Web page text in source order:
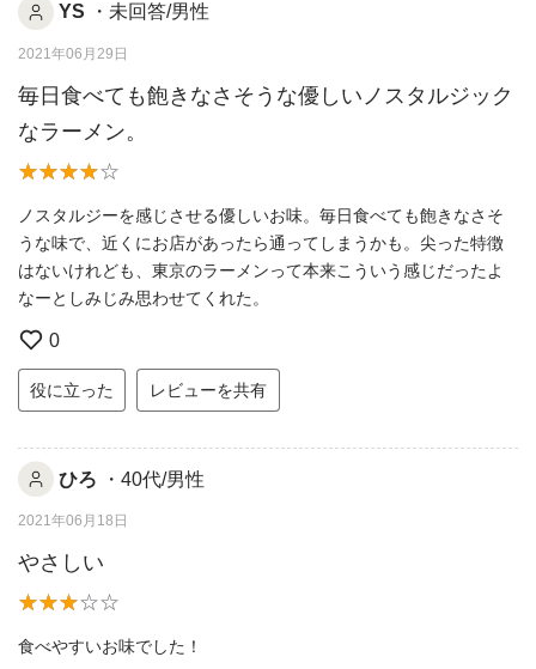
YS ・未回答/男性
2021年06月29日
毎日食べても飽きなさそうな優しいノスタルジック
なラーメン。
ノスタルジーを感じさせる優しいお味。毎日食べても飽きなさそ
うな味で、近くにお店があったら通ってしまうかも。尖った特徴
はないけれども、東京のラーメンって本来こういう感じだったよ
なーとしみじみ思わせてくれた。
0
役に立った レビューを共有
ひろ ・40代/男性
2021年06月18日
やさしい
食べやすいお味でした！